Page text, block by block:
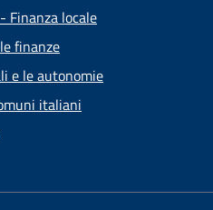
Finanza locale
finanze
e le autonomie
italiani